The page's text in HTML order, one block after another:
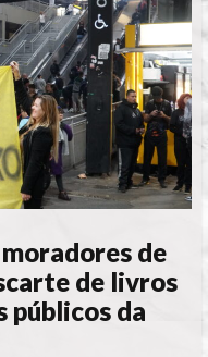
de
de livros
públicos da